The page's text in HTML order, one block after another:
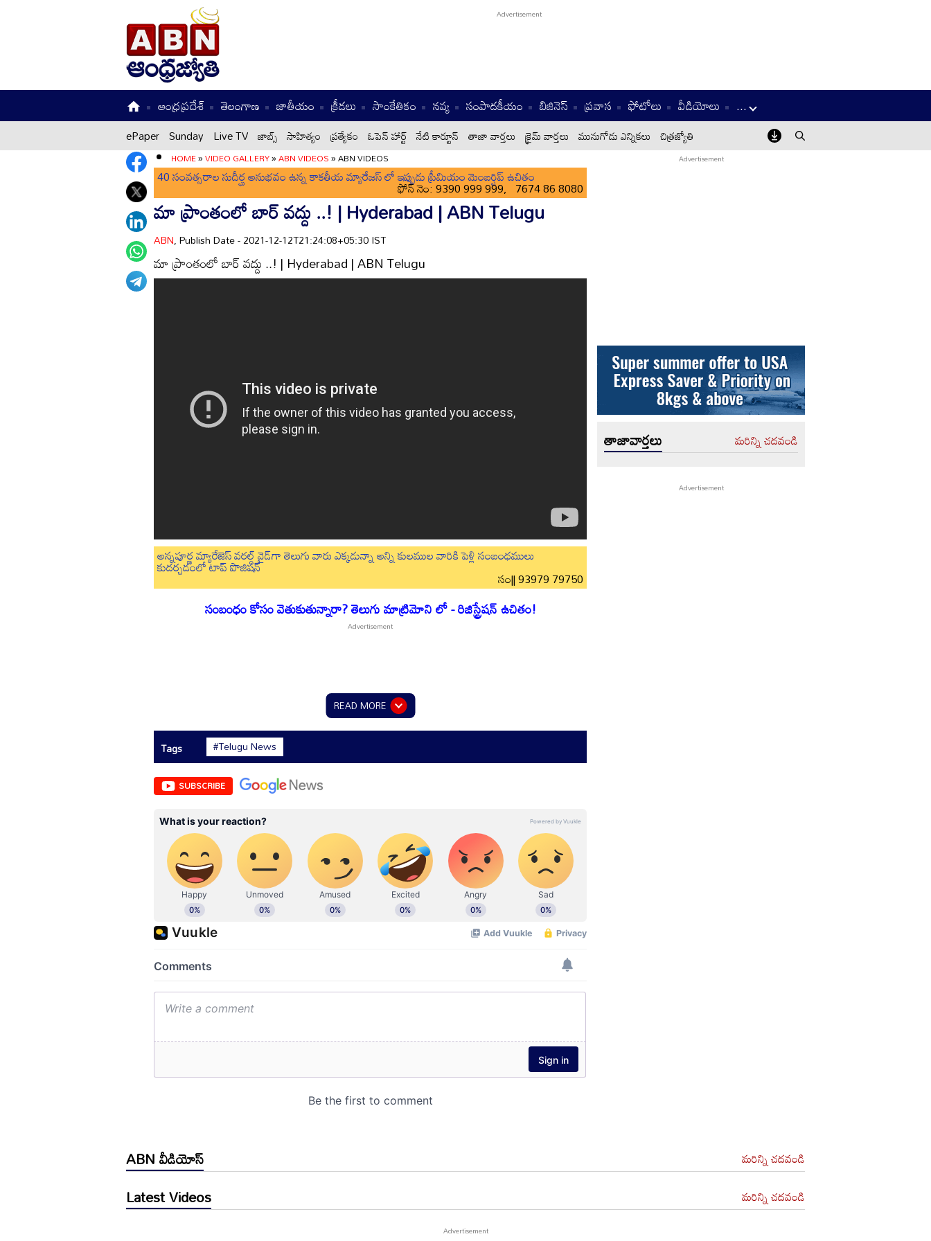
ఆంధ్రప్రదేశ్ తెలంగాణ జాతీయం క్రీడలు సాంకేతికం నవ్య సంపాదకీయం బిజినెస్ ప్రవాస ఫోటోలు వీడియోలు ...
ePaper Sunday Live TV జాబ్స్ సాహిత్యం ప్రత్యేకం ఓపెన్ హార్ట్ నేటి కార్టూన్ తాజా వార్తలు క్రైమ్ వార్తలు మునుగోడు ఎన్నికలు చిత్రజ్యోతి
HOME»VIDEO GALLERY»ABN VIDEOS»ABN VIDEOS
40 సంవత్సరాల సుదీర్ఘ అనుభవం ఉన్న కాకతీయ మ్యారేజస్ లో ఇప్పుడు ప్రీమియం మెంబర్షిప్ ఉచితం
ఫోన్ నెం: 9390 999 999, 7674 86 8080
మా ప్రాంతంలో బార్ వద్దు ..! | Hyderabad | ABN Telugu
ABN, Publish Date - 2021-12-12T21:24:08+05:30 IST
మా ప్రాంతంలో బార్ వద్దు ..! | Hyderabad | ABN Telugu
అన్నపూర్ణ మ్యారేజెస్ వరల్డ్ వైడ్‌గా తెలుగు వారు ఎక్కడున్నా అన్ని కులముల వారికి పెళ్లి సంబంధములు
కుదర్చడంలో టాప్ పొజిషన్
సం|| 93979 79750
సంబంధం కోసం వెతుకుతున్నారా? తెలుగు మాట్రిమోని లో - రిజిస్ట్రేషన్ ఉచితం!
READ MORE
Tags #Telugu News
SUBSCRIBE
తాజావార్తలు మరిన్ని చదవండి
ABN వీడియోస్ మరిన్ని చదవండి
Latest Videos మరిన్ని చదవండి